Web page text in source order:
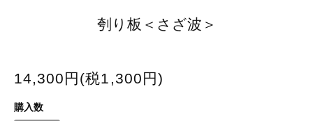
刳り板＜さざ波＞
14,300円(税1,300円)
購入数